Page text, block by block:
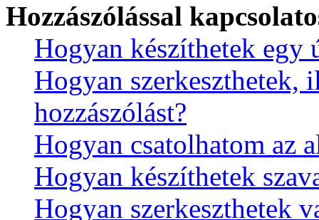
Hozzászólással
Hogyan készíthetek egy
Hogyan szerkeszthetek,
hozzászólást?
Hogyan csatolhatom az
Hogyan készíthetek
Hogyan szerkeszthetek